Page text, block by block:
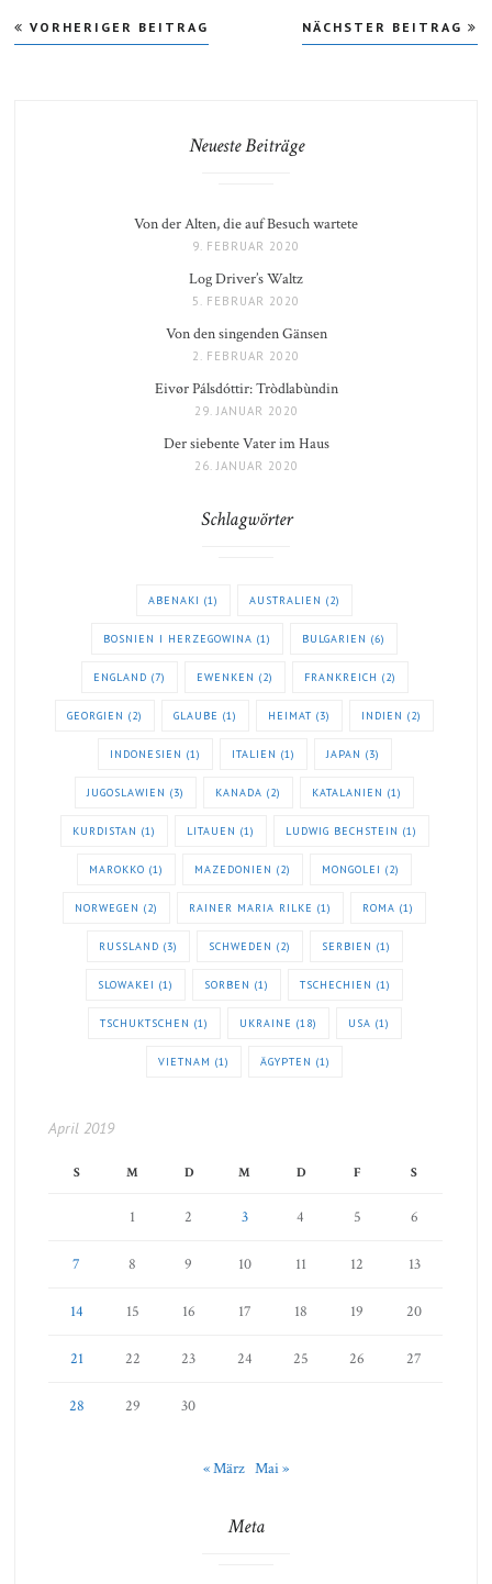
Beitragsnavigation
VORHERIGER BEITRAG NÄCHSTER BEITRAG
Neueste Beiträge
Von der Alten, die auf Besuch wartete
9. FEBRUAR 2020
Log Driver’s Waltz
5. FEBRUAR 2020
Von den singenden Gänsen
2. FEBRUAR 2020
Eivør Pálsdóttir: Tròdlabùndin
29. JANUAR 2020
Der siebente Vater im Haus
26. JANUAR 2020
Schlagwörter
ABENAKI (1) AUSTRALIEN (2)
BOSNIEN I HERZEGOWINA (1) BULGARIEN (6)
ENGLAND (7) EWENKEN (2) FRANKREICH (2)
GEORGIEN (2) GLAUBE (1) HEIMAT (3) INDIEN (2)
INDONESIEN (1) ITALIEN (1) JAPAN (3)
JUGOSLAWIEN (3) KANADA (2) KATALANIEN (1)
KURDISTAN (1) LITAUEN (1) LUDWIG BECHSTEIN (1)
MAROKKO (1) MAZEDONIEN (2) MONGOLEI (2)
NORWEGEN (2) RAINER MARIA RILKE (1) ROMA (1)
RUSSLAND (3) SCHWEDEN (2) SERBIEN (1)
SLOWAKEI (1) SORBEN (1) TSCHECHIEN (1)
TSCHUKTSCHEN (1) UKRAINE (18) USA (1)
VIETNAM (1) ÄGYPTEN (1)
April 2019
S M D M D F S
1 2 3 4 5 6
7 8 9 10 11 12 13
14 15 16 17 18 19 20
21 22 23 24 25 26 27
28 29 30
« März Mai »
Meta